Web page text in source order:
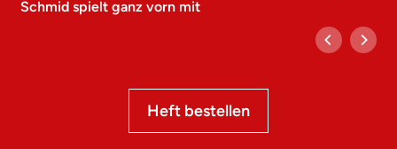
Schmid spielt ganz vorn mit
Heft bestellen